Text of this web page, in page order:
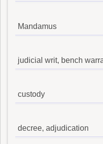
Mandamus
judicial writ, bench
custody
decree, adjudication